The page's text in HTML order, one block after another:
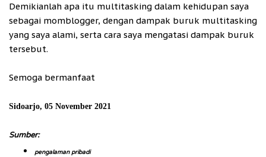
Demikianlah apa itu multitasking dalam kehidupan saya
sebagai momblogger, dengan dampak buruk multitasking
yang saya alami, serta cara saya mengatasi dampak buruk
tersebut.
Semoga bermanfaat
Sidoarjo, 05 November 2021
Sumber:
pengalaman pribadi